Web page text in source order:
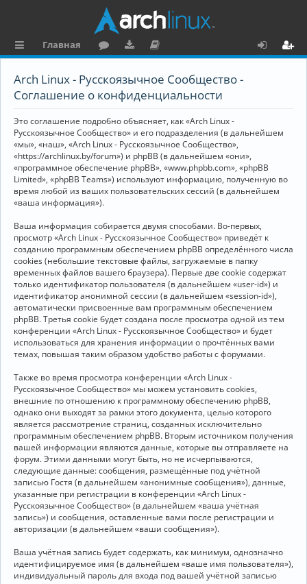
ы
к
и
Главная
ру
ру
и
ку
е
н
та
ц
я
Arch Linux - Русскоязычное Сообщество -
Соглашение о конфиденциальности
Это соглашение подробно объясняет, как «Arch Linux -
Русскоязычное Сообщество» и его подразделения (в дальнейшем
«мы», «наш», «Arch Linux - Русскоязычное Сообщество»,
«https://archlinux.by/forum») и phpBB (в дальнейшем «они»,
«программное обеспечение phpBB», «www.phpbb.com», «phpBB
Limited», «phpBB Teams») используют информацию, полученную во
время любой из ваших пользовательских сессий (в дальнейшем
«ваша информация»).
Ваша информация собирается двумя способами. Во-первых,
просмотр «Arch Linux - Русскоязычное Сообщество» приведёт к
созданию программным обеспечением phpBB определённого числа
cookies (небольшие текстовые файлы, загружаемые в папку
временных файлов вашего браузера). Первые две cookie содержат
только идентификатор пользователя (в дальнейшем «user-id») и
идентификатор анонимной сессии (в дальнейшем «session-id»),
автоматически присвоенные вам программным обеспечением
phpBB. Третья cookie будет создана после просмотра одной из тем
конференции «Arch Linux - Русскоязычное Сообщество» и будет
использоваться для хранения информации о прочтённых вами
темах, повышая таким образом удобство работы с форумами.
Также во время просмотра конференции «Arch Linux -
Русскоязычное Сообщество» мы можем установить cookies,
внешние по отношению к программному обеспечению phpBB,
однако они выходят за рамки этого документа, целью которого
является рассмотрение страниц, созданных исключительно
программным обеспечением phpBB. Вторым источником получения
вашей информации являются данные, которые вы отправляете на
форум. Этими данными могут быть, но не исчерпываются,
следующие данные: сообщения, размещённые под учётной
записью Гостя (в дальнейшем «анонимные сообщения»), данные,
указанные при регистрации в конференции «Arch Linux -
Русскоязычное Сообщество» (в дальнейшем «ваша учётная
запись») и сообщения, оставленные вами после регистрации и
авторизации (в дальнейшем «ваши сообщения»).
Ваша учётная запись будет содержать, как минимум, однозначно
идентифицируемое имя (в дальнейшем «ваше имя пользователя»),
индивидуальный пароль для входа под вашей учётной записью